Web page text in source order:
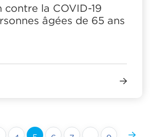
contre la COVID-19
âgées de 65 ans